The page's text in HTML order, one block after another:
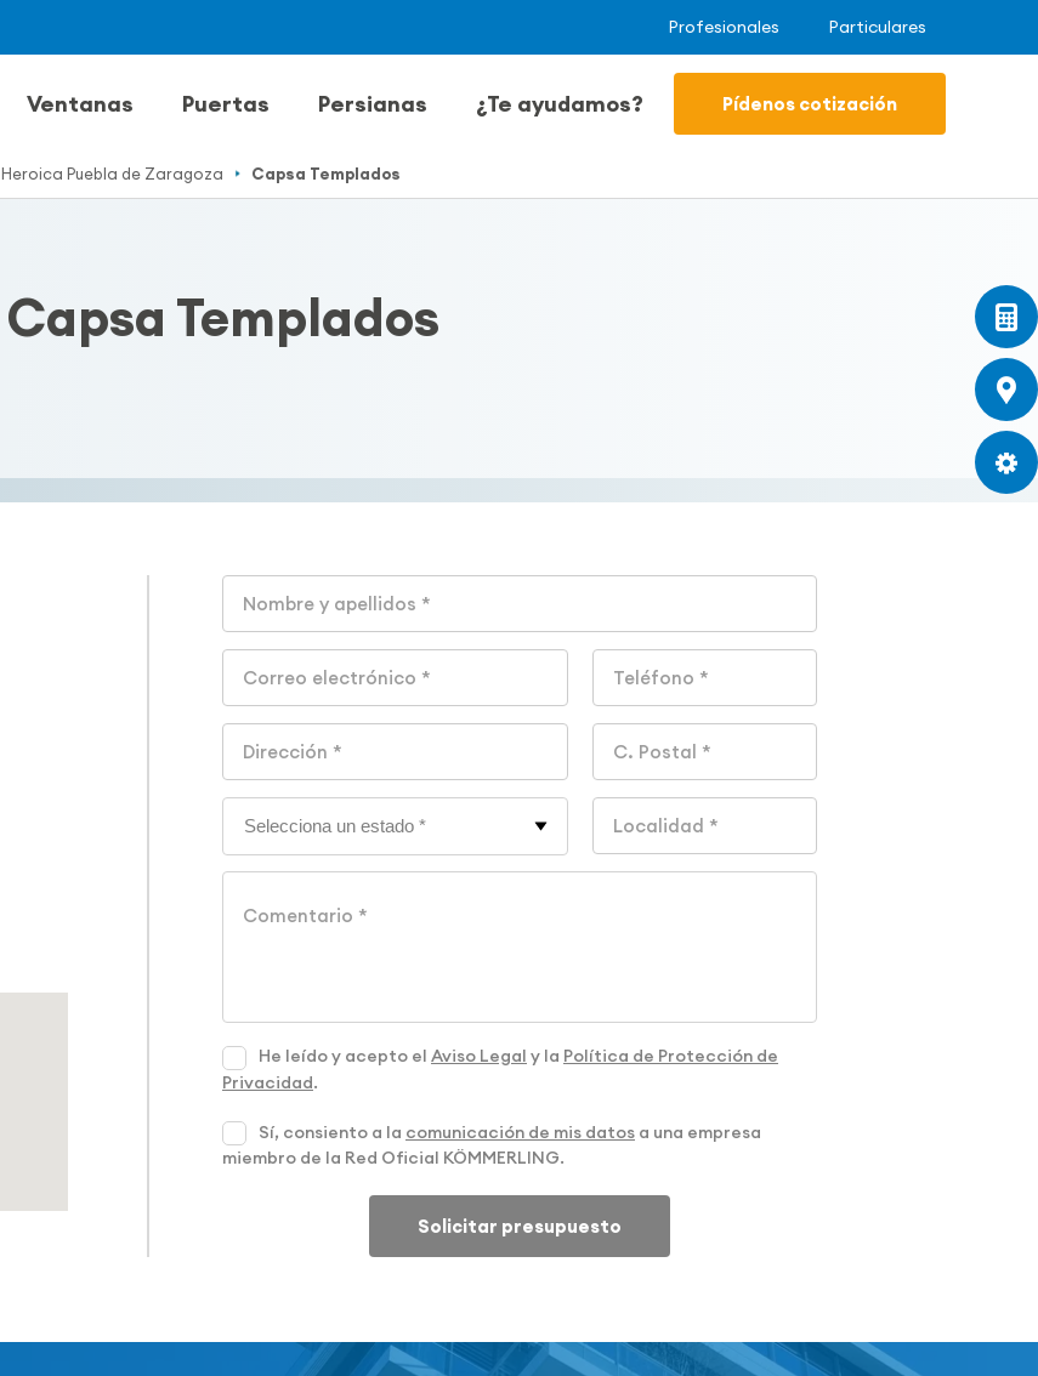
Profesionales Particulares
Ventanas Puertas Persianas ¿Te ayudamos? Pídenos cotización
Heroica Puebla de Zaragoza Capsa Templados
Capsa Templados
He leído y acepto el Aviso Legal y la Política de Protección de
Privacidad.
Sí, consiento a la comunicación de mis datos a una empresa
miembro de la Red Oficial KÖMMERLING.
Solicitar presupuesto